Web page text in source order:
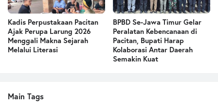
Kadis Perpustakaan Pacitan
Ajak Perupa Larung 2026
Menggali Makna Sejarah
Melalui Literasi
BPBD Se-Jawa Timur Gelar
Peralatan Kebencanaan di
Pacitan, Bupati Harap
Kolaborasi Antar Daerah
Semakin Kuat
Main Tags